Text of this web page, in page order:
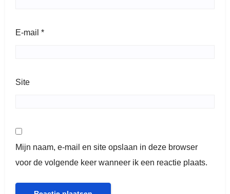
E-mail *
Site
Mijn naam, e-mail en site opslaan in deze browser
voor de volgende keer wanneer ik een reactie plaats.